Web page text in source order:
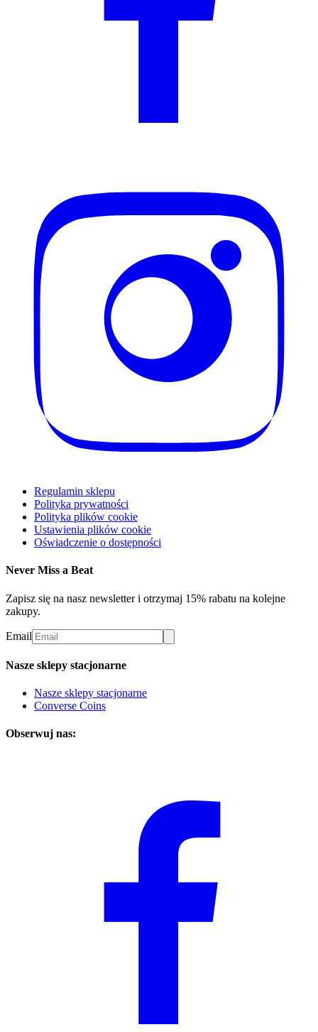
Regulamin sklepu
Polityka prywatności
Polityka plików cookie
Ustawienia plików cookie
Oświadczenie o dostępności
Never Miss a Beat
Zapisz się na nasz newsletter i otrzymaj 15% rabatu na kolejne
zakupy.
Email
Nasze sklepy stacjonarne
Nasze sklepy stacjonarne
Converse Coins
Obserwuj nas: